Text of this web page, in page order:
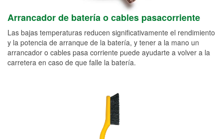
Arrancador de batería o cables pasacorriente
Las bajas temperaturas reducen significativamente el rendimiento
y la potencia de arranque de la batería, y tener a la mano un
arrancador o cables pasa corriente puede ayudarte a volver a la
carretera en caso de que falle la batería.